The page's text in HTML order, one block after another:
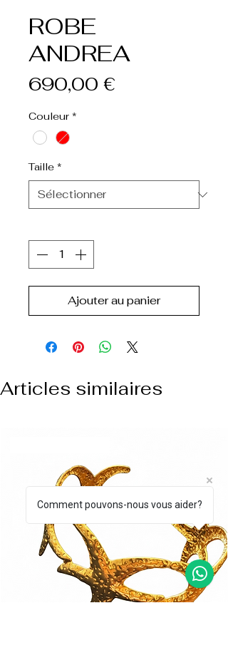
ROBE
ANDREA
690,00 €
Couleur *
Taille *
Ajouter au panier
Articles similaires
Comment pouvons-nous vous aider?